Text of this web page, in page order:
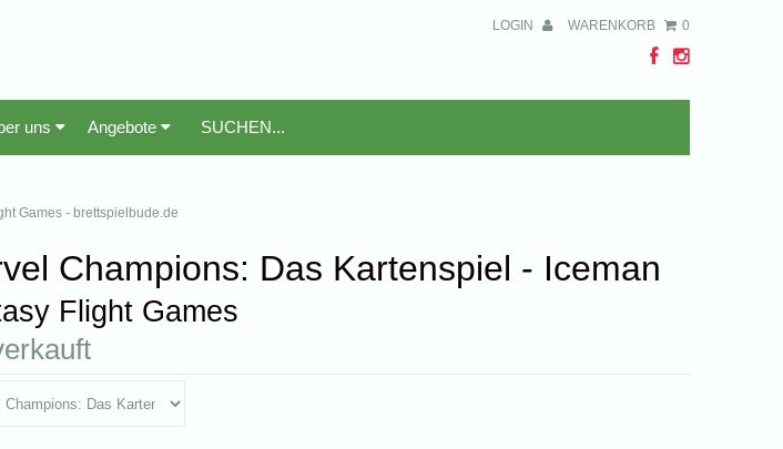
LOGIN WARENKORB 0
uns Angebote
Games - brettspielbude.de
Champions: Das Kartenspiel - Iceman
Flight Games